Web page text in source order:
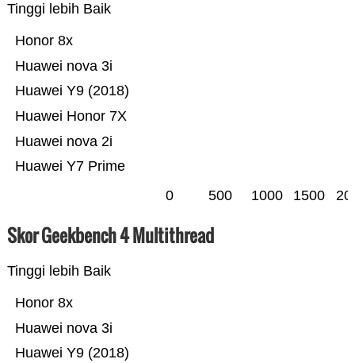
Tinggi lebih Baik
Huawei Y7 Prime
Huawei nova 2i
Huawei Honor 7X
Huawei Y9 (2018)
Huawei nova 3i
Honor 8x
0 500 1000 1500
Skor Geekbench 4 Multithread
Tinggi lebih Baik
Huawei Y9 (2018)
Huawei nova 3i
Honor 8x